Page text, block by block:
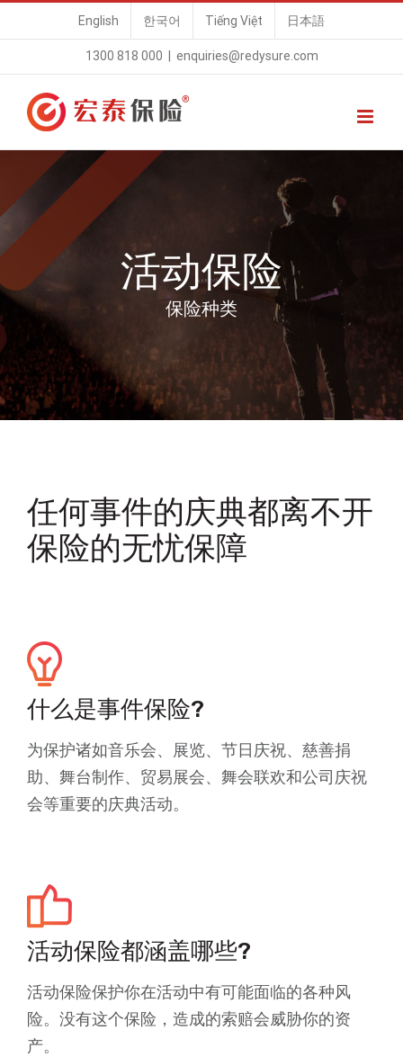
to
English 한국어 Tiếng Việt 日本語
1300 818 000 enquiries@redysure.com
活动保险
保险种类
任何事件的庆典都离不开
保险的无忧保障
什么是事件保险?
为保护诸如音乐会、展览、节日庆祝、慈善捐
助、舞台制作、贸易展会、舞会联欢和公司庆祝
会等重要的庆典活动。
活动保险都涵盖哪些?
活动保险保护你在活动中有可能面临的各种风
险。没有这个保险，造成的索赔会威胁你的资
产。